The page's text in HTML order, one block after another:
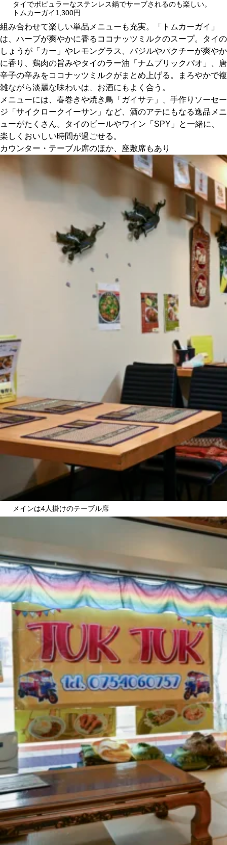
タイでポピュラーなステンレス鍋でサーブされるのも楽しい。
トムカーガイ1,300円
組み合わせて楽しい単品メニューも充実。「トムカーガイ」
は、ハーブが爽やかに香るココナッツミルクのスープ。タイの
しょうが「カー」やレモングラス、バジルやパクチーが爽やか
に香り、鶏肉の旨みやタイのラー油「ナムプリックパオ」、唐
辛子の辛みをココナッツミルクがまとめ上げる。まろやかで複
雑ながら淡麗な味わいは、お酒にもよく合う。
メニューには、春巻きや焼き鳥「ガイサテ」、手作りソーセー
ジ「サイクロークイーサン」など、酒のアテにもなる逸品メニ
ューがたくさん。タイのビールやワイン「SPY」と一緒に、
楽しくおいしい時間が過ごせる。
カウンター・テーブル席のほか、座敷席もあり
メインは4人掛けのテーブル席